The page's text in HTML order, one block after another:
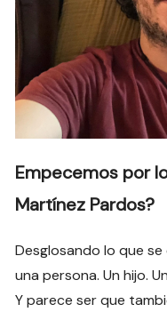
Empecemos por
Martínez Pardos?
Desglosando lo que
una persona. Un hijo.
Y parece ser que